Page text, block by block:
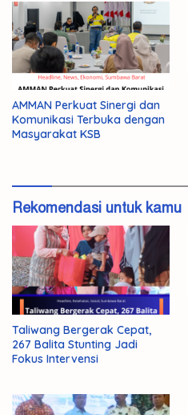
AMMAN Perkuat Sinergi dan
Komunikasi Terbuka dengan
Masyarakat KSB
Rekomendasi untuk kamu
Taliwang Bergerak Cepat,
267 Balita Stunting Jadi
Fokus Intervensi